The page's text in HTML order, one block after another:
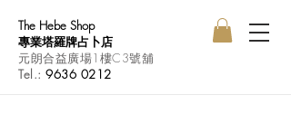
The Hebe Shop
專業塔羅牌占卜店
元朗合益廣場1樓C3號舖
Tel.:9636 0212